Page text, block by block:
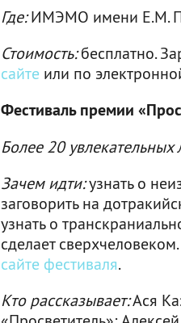
Где:ИМЭМО имени Е.М.
Стоимость:бесплатно.
сайте или по
Фестиваль премии
Более 20 увлекательных
Зачем идти:узнать о
заговорить на
узнать о
сделает
сайте фестиваля.
Кто рассказывает:Ася